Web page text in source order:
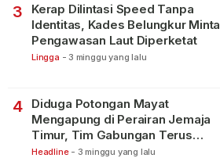
3
Kerap Dilintasi Speed Tanpa
Identitas, Kades Belungkur Minta
Pengawasan Laut Diperketat
Lingga - 3 minggu yang lalu
4
Diduga Potongan Mayat
Mengapung di Perairan Jemaja
Timur, Tim Gabungan Terus
Lakukan Pencarian
Headline - 3 minggu yang lalu